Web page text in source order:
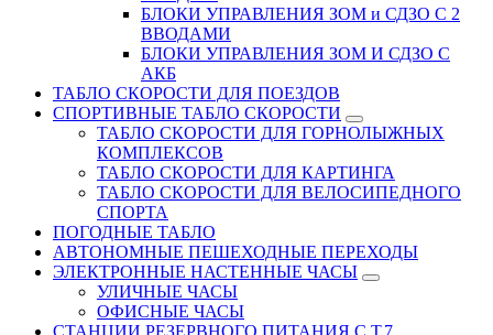
БЛОКИ УПРАВЛЕНИЯ ЗОМ и СДЗО С 2
ВВОДАМИ
БЛОКИ УПРАВЛЕНИЯ ЗОМ И СДЗО С
АКБ
ТАБЛО СКОРОСТИ ДЛЯ ПОЕЗДОВ
СПОРТИВНЫЕ ТАБЛО СКОРОСТИ
ТАБЛО СКОРОСТИ ДЛЯ ГОРНОЛЫЖНЫХ
КОМПЛЕКСОВ
ТАБЛО СКОРОСТИ ДЛЯ КАРТИНГА
ТАБЛО СКОРОСТИ ДЛЯ ВЕЛОСИПЕДНОГО
СПОРТА
ПОГОДНЫЕ ТАБЛО
АВТОНОМНЫЕ ПЕШЕХОДНЫЕ ПЕРЕХОДЫ
ЭЛЕКТРОННЫЕ НАСТЕННЫЕ ЧАСЫ
УЛИЧНЫЕ ЧАСЫ
ОФИСНЫЕ ЧАСЫ
СТАНЦИИ РЕЗЕРВНОГО ПИТАНИЯ С Т.7